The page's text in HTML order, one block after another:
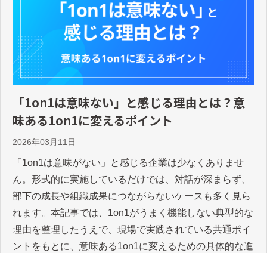
「1on1は意味ない」と感じる理由とは？意
味ある1on1に変えるポイント
2026年03月11日
「1on1は意味がない」と感じる企業は少なくありませ
ん。形式的に実施しているだけでは、対話が深まらず、
部下の成長や組織成果につながらないケースも多く見ら
れます。本記事では、1on1がうまく機能しない典型的な
理由を整理したうえで、現場で実践されている共通ポイ
ントをもとに、意味ある1on1に変えるための具体的な進